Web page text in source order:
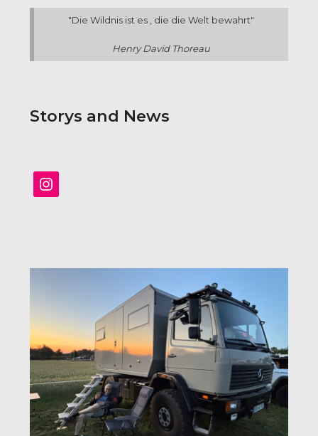
"Die Wildnis ist es , die die Welt bewahrt"
Henry David Thoreau
Storys and News
Instagram